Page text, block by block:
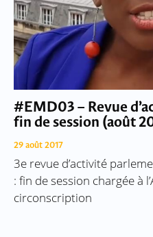
#EMD03 – Revue
fin de session (août
29 août 2017
3e revue d’activité
: fin de session chargée à
circonscription